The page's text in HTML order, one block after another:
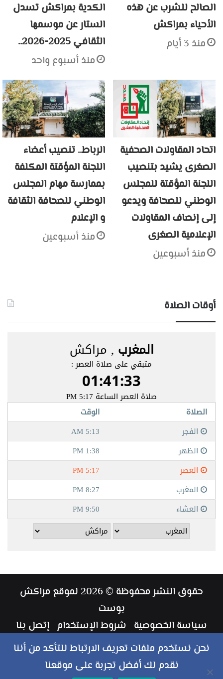
الصالح للشرب عن هذه
الأحياء بمراكش
منذ 3 أيام
الكدية بمراكش تسدل
الستار عن موسمها
الثقافي 2025-2026..
منذ أسبوع واحد
اتحاد المقاولات الصحفية
الصغرى يشيد بتنصيب
اللجنة المؤقتة للمجلس
الوطني للصحافة ويدعو
إلى إنصاف المقاولات
الإعلامية الصغرى
منذ أسبوعين
الرباط.. تنصيب أعضاء
اللجنة المؤقتة المكلفة
بممارسة مهام المجلس
الوطني للصحافة الثقافة
و الإعلام
منذ أسبوعين
أوقات الصلاة
حقوق النشر محفوظة © 2026 لموقع مراكش
بوست
سياسة الخصوصية شروط الإستخدام إتصل بنا
طاقم العمل
ملخص فيسبوكتويتر يوتيوبانستقرام‏Google
نحن نستخدم ملفات تعريف الارتباط للتأكد من أننا
نقدم لك أفضل تجربة على موقعنا